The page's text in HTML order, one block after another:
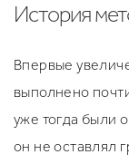
История
Впервые
выполнено
уже тогда были
он не оставлял